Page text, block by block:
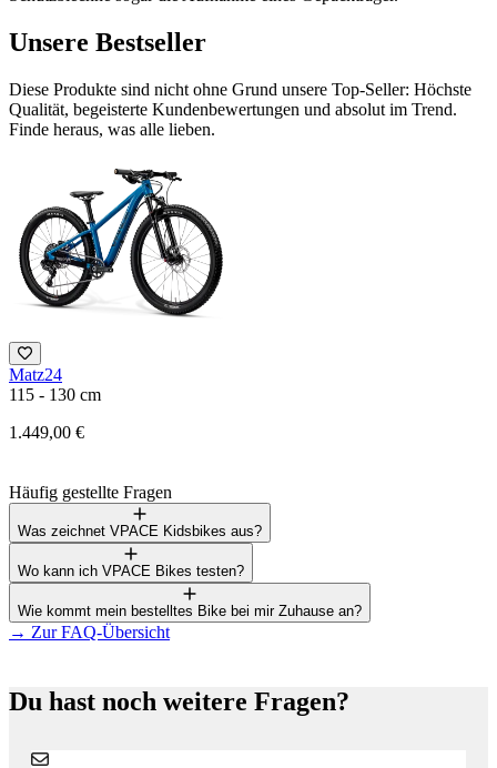
Unsere Bestseller
Diese Produkte sind nicht ohne Grund unsere Top-Seller: Höchste
Qualität, begeisterte Kundenbewertungen und absolut im Trend.
Finde heraus, was alle lieben.
Matz24
115 - 130 cm
1.449,00 €
Häufig gestellte Fragen
Was zeichnet VPACE Kidsbikes aus?
Wo kann ich VPACE Bikes testen?
Wie kommt mein bestelltes Bike bei mir Zuhause an?
→ Zur FAQ-Übersicht
Du hast noch weitere Fragen?